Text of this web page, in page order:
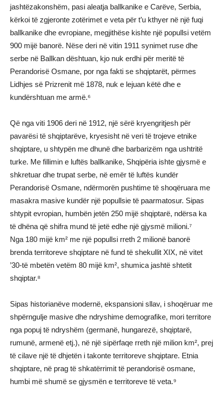
jashtëzakonshëm, pasi aleatja ballkanike e Carëve, Serbia,
kërkoi të zgjeronte zotërimet e veta për t’u kthyer në një fuqi
ballkanike dhe evropiane, megjithëse kishte një popullsi vetëm
900 mijë banorë. Nëse deri në vitin 1911 synimet ruse dhe
serbe në Ballkan dështuan, kjo nuk erdhi për meritë të
Perandorisë Osmane, por nga fakti se shqiptarët, përmes
Lidhjes së Prizrenit më 1878, nuk e lejuan këtë dhe e
kundërshtuan me armë.⁶
Që nga viti 1906 deri në 1912, një sërë kryengritjesh për
pavarësi të shqiptarëve, kryesisht në veri të trojeve etnike
shqiptare, u shtypën me dhunë dhe barbarizëm nga ushtritë
turke. Me fillimin e luftës ballkanike, Shqipëria ishte gjysmë e
shkretuar dhe trupat serbe, në emër të luftës kundër
Perandorisë Osmane, ndërmorën pushtime të shoqëruara me
masakra masive kundër një popullsie të paarmatosur. Sipas
shtypit evropian, humbën jetën 250 mijë shqiptarë, ndërsa ka
të dhëna që shifra mund të jetë edhe një gjysmë milioni.⁷
Nga 180 mijë km² me një popullsi rreth 2 milionë banorë
brenda territoreve shqiptare në fund të shekullit XIX, në vitet
’30-të mbetën vetëm 80 mijë km², shumica jashtë shtetit
shqiptar.⁸
Sipas historianëve modernë, ekspansioni sllav, i shoqëruar me
shpërngulje masive dhe ndryshime demografike, mori territore
nga popuj të ndryshëm (germanë, hungarezë, shqiptarë,
rumunë, armenë etj.), në një sipërfaqe rreth një milion km², prej
të cilave një të dhjetën i takonte territoreve shqiptare. Etnia
shqiptare, në prag të shkatërrimit të perandorisë osmane,
humbi më shumë se gjysmën e territoreve të veta.⁹